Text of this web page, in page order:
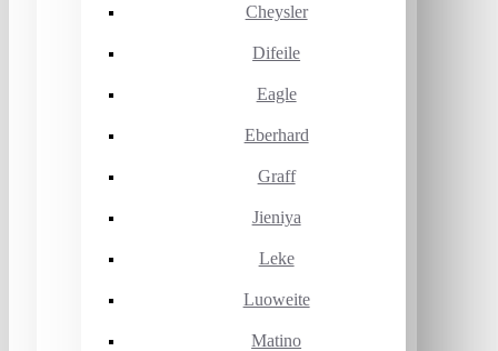
Cheysler
Difeile
Eagle
Eberhard
Graff
Jieniya
Leke
Luoweite
Matino